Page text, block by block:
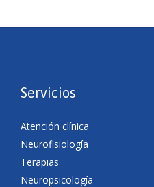
Servicios
Atención clínica
Neurofisiología
Terapias
Neuropsicología